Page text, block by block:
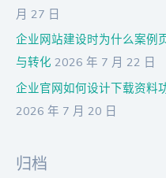
月 27 日
企业网站建设时为什么案例
与转化 2026 年 7 月 22 日
企业官网如何设计下载资料
2026 年 7 月 20 日
归档